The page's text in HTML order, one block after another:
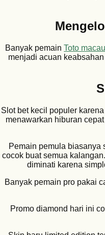
Banyak pemainToto macau
menjadi acuan
Slot bet kecil populer
menawarkan hiburan
Pemain pemula biasanya
cocok buat semua
diminati karena
Banyak pemain pro pakai
Promo diamond hari ini